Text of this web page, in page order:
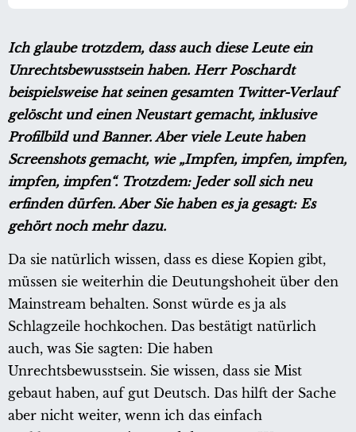
Ich glaube trotzdem, dass auch diese Leute ein
Unrechtsbewusstsein haben. Herr Poschardt
beispielsweise hat seinen gesamten Twitter-Verlauf
gelöscht und einen Neustart gemacht, inklusive
Profilbild und Banner. Aber viele Leute haben
Screenshots gemacht, wie „Impfen, impfen, impfen,
impfen, impfen“. Trotzdem: Jeder soll sich neu
erfinden dürfen. Aber Sie haben es ja gesagt: Es
gehört noch mehr dazu.
Da sie natürlich wissen, dass es diese Kopien gibt,
müssen sie weiterhin die Deutungshoheit über den
Mainstream behalten. Sonst würde es ja als
Schlagzeile hochkochen. Das bestätigt natürlich
auch, was Sie sagten: Die haben
Unrechtsbewusstsein. Sie wissen, dass sie Mist
gebaut haben, auf gut Deutsch. Das hilft der Sache
aber nicht weiter, wenn ich das einfach